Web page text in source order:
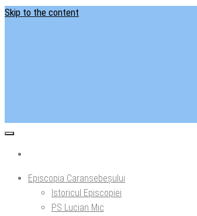
Skip to the content
Episcopia Caransebeșului
Istoricul Episcopiei
PS Lucian Mic